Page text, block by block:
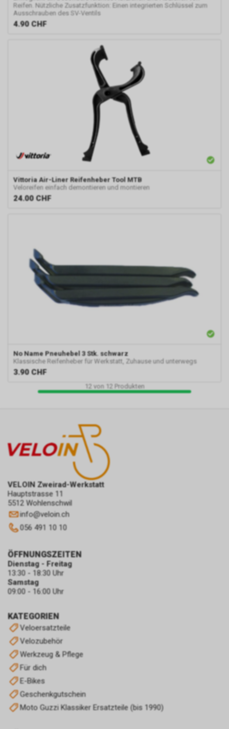
Reifen. Nützliche Zusatzfunktion: Einen integrierten Schlüssel zum
Ausschrauben des SV-Ventils
4.90 CHF
Vittoria Air-Liner Reifenheber Tool MTB
Veloreifen einfach demontieren und montieren
24.00 CHF
No Name Pneuhebel 3 Stk. schwarz
Klassische Reifenheber für Werkstatt, Zuhause und unterwegs
3.90 CHF
12 von 12 Produkten
VELOIN Zweirad-Werkstatt
Hauptstrasse 11
5512 Wohlenschwil
info@veloin.ch
056 491 10 10
KATEGORIEN
Veloersatzteile
Velozubehör
Werkzeug & Pflege
Für dich
E-Bikes
Geschenkgutschein
Moto Guzzi Klassiker Ersatzteile (bis 1990)
ÖFFNUNGSZEITEN
Dienstag - Freitag
13:30 - 18:30 Uhr
Samstag
09:00 - 16:00 Uhr